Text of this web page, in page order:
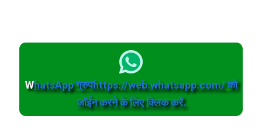
WhatsApp ग्रुपhttps://web.whatsapp.com/ को
जॉईन करने के लिए क्लिक करें.